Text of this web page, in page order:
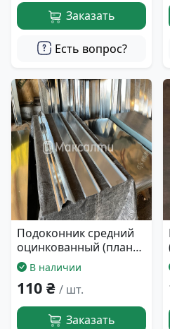
Заказать
Есть вопрос?
Подоконник средний
оцинкованный (планка
15 см)В наличии
110 ₴ / шт.
Заказать